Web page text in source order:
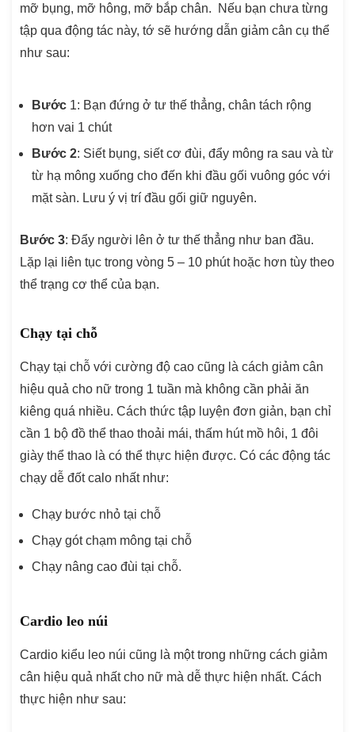
mỡ bụng, mỡ hông, mỡ bắp chân. Nếu bạn chưa từng
tập qua động tác này, tớ sẽ hướng dẫn giảm cân cụ thể
như sau:
Bước 1: Bạn đứng ở tư thế thẳng, chân tách rộng
hơn vai 1 chút
Bước 2: Siết bụng, siết cơ đùi, đẩy mông ra sau và từ
từ hạ mông xuống cho đến khi đầu gối vuông góc với
mặt sàn. Lưu ý vị trí đầu gối giữ nguyên.
Bước 3: Đẩy người lên ở tư thế thẳng như ban đầu.
Lặp lại liên tục trong vòng 5 – 10 phút hoặc hơn tùy theo
thể trạng cơ thể của bạn.
Chạy tại chỗ
Chạy tại chỗ với cường độ cao cũng là cách giảm cân
hiệu quả cho nữ trong 1 tuần mà không cần phải ăn
kiêng quá nhiều. Cách thức tập luyện đơn giản, bạn chỉ
cần 1 bộ đồ thể thao thoải mái, thấm hút mồ hôi, 1 đôi
giày thể thao là có thể thực hiện được. Có các động tác
chạy dễ đốt calo nhất như:
Chạy bước nhỏ tại chỗ
Chạy gót chạm mông tại chỗ
Chạy nâng cao đùi tại chỗ.
Cardio leo núi
Cardio kiểu leo núi cũng là một trong những cách giảm
cân hiệu quả nhất cho nữ mà dễ thực hiện nhất. Cách
thực hiện như sau: